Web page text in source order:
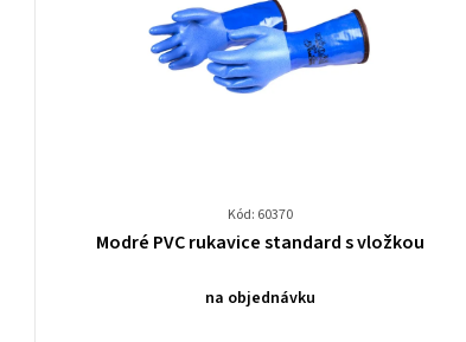
Kód: 60370
Průměrné
produktu
Modré PVC rukavice standard s vložkou
na objednávku